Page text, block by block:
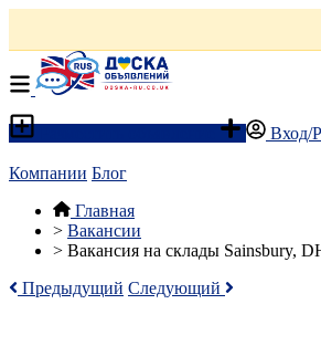
Вход/
Компании Блог
Главная
> Вакансии
> Вакансия на склады Sainsbury,
Предыдущий Следующий